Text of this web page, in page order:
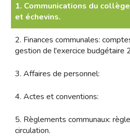
1. Communications du
et échevins.
2. Finances communales:
gestion de l'exercice budgétaire
3. Affaires de personnel:
4. Actes et conventions:
5. Règlements communaux:
circulation.